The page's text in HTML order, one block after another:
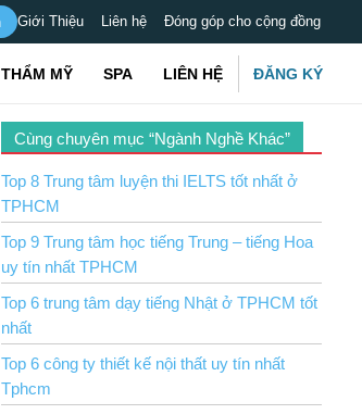
Giới Thiệu Liên hệ Đóng góp cho cộng đồng
THẨM MỸ SPA LIÊN HỆ ĐĂNG KÝ
Cùng chuyên mục “Ngành Nghề Khác”
Top 8 Trung tâm luyện thi IELTS tốt nhất ở
TPHCM
Top 9 Trung tâm học tiếng Trung – tiếng Hoa
uy tín nhất TPHCM
Top 6 trung tâm dạy tiếng Nhật ở TPHCM tốt
nhất
Top 6 công ty thiết kế nội thất uy tín nhất
Tphcm